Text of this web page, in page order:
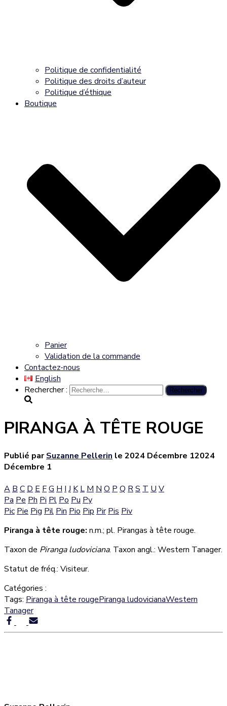
Politique de confidentialité
Politique des droits d’auteur
Politique d’éthique
Boutique
Panier
Validation de la commande
Contactez-nous
English
Rechercher :
PIRANGA À TÊTE ROUGE
Publié parSuzanne Pellerin le 2024 Décembre 12024
Décembre 1
A B C D E FG H I J K L M N O P Q RS T U V
Pa Pe Ph Pi Pl Po Pu Py
Pic Pie Pig Pil Pin Pio Pip Pir Pis Piv
Piranga à tête rouge: n.m.; pl. Pirangas à tête rouge.
Taxon de Piranga ludoviciana. Taxon angl.: Western Tanager.
Statut de fréq.: Visiteur.
Catégories :
Tags: Piranga à tête rougePiranga ludovicianaWestern
Tanager